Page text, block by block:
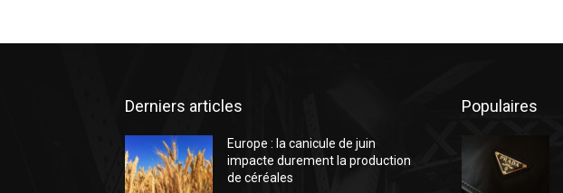
Derniers articles
Europe : la canicule de juin
impacte durement la production
de céréales
Populaires